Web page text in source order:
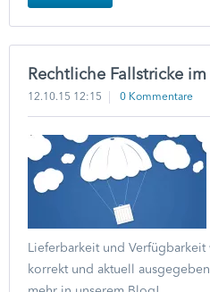
Rechtliche Fallstricke
12.10.15 12:15 0 Kommentare
Lieferbarkeit und Verfügbarkeit
korrekt und aktuell